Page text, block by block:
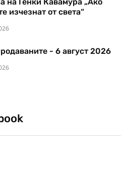
изчезнат от света“
- 6 август 2026